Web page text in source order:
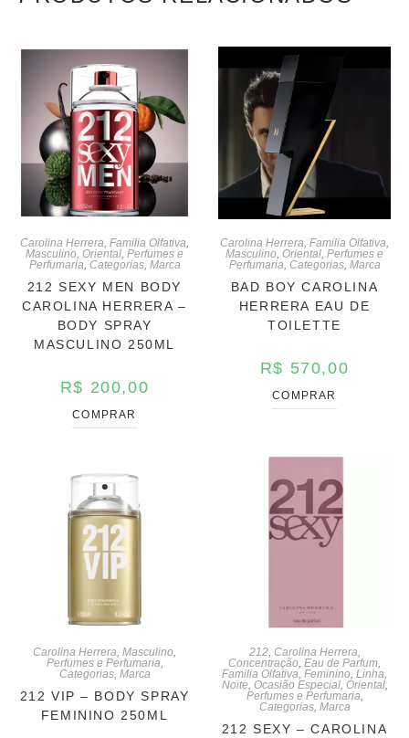
Carolina Herrera Familia Olfativa
Masculino Oriental Perfumes e
Perfumaria Categorias, Marca
212 SEXY MEN BODY
CAROLINA HERRERA –
BODY SPRAY
MASCULINO 250ML
R$ 200,00
COMPRAR
Carolina Herrera Familia Olfativa
Masculino Oriental Perfumes e
Perfumaria Categorias, Marca
BAD BOY CAROLINA
HERRERA EAU DE
TOILETTE
R$ 570,00
COMPRAR
Carolina Herrera Masculino
Perfumes e Perfumaria
Categorias, Marca
212 VIP – BODY SPRAY
FEMININO 250ML
212, Carolina Herrera
Concentração Eau de Parfum
Familia Olfativa Feminino Linha
Noite Ocasião Especial, Oriental,
Perfumes e Perfumaria
Categorias, Marca
212 SEXY – CAROLINA